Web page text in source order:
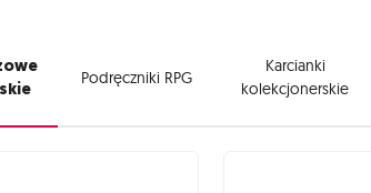
Podręczniki RPG
Karcianki
kolekcjonerskie